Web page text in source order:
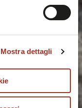
Mostra dettagli